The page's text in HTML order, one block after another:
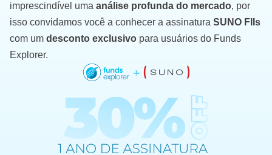
imprescindível uma análise profunda do mercado, por
isso convidamos você a conhecer a assinatura SUNO FIIs
com um desconto exclusivo para usuários do Funds
Explorer.